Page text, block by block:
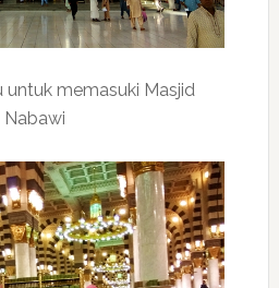
untuk memasuki Masjid
Nabawi